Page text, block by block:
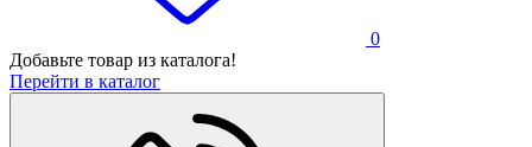
0
Добавьте товар из каталога!
Перейти в каталог